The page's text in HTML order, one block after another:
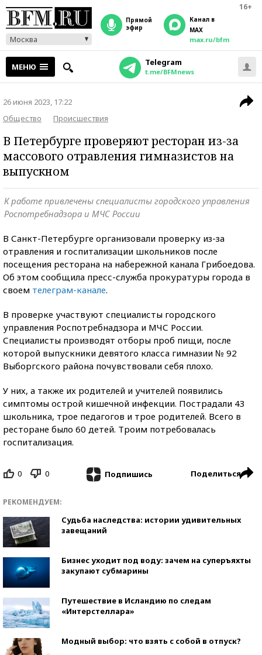
16+
Москва
прямой
эфир
Канал в
MAX
max.ru/bfm
МЕНЮ Telegram
t.me/BFMnews
26 июня 2023, 17:22
Общество
Происшествия
В Петербурге проверяют ресторан из-за
массового отравления гимназистов на
выпускном
К работе привлечены специалисты городского управления
Роспотребнадзора и МЧС России
В Санкт-Петербурге организовали проверку из-за
отравления и госпитализации школьников после
посещения ресторана на набережной канала Грибоедова.
Об этом сообщила пресс-служба прокуратуры города в
своем телеграм-канале.
В проверке участвуют специалисты городского
управления Роспотребнадзора и МЧС России.
Специалисты производят отборы проб пищи, после
которой выпускники девятого класса гимназии № 92
Выборгского района почувствовали себя плохо.
У них, а также их родителей и учителей появились
симптомы острой кишечной инфекции. Пострадали 43
школьника, трое педагогов и трое родителей. Всего в
ресторане было 60 детей. Троим потребовалась
госпитализация.
0 0 Подпишись Поделиться
РЕКОМЕНДУЕМ:
Судьба наследства: истории удивительных
завещаний
Бизнес уходит под воду: зачем на суперъяхты
закупают субмарины
Путешествие в Исландию по следам
«Интерстеллара»
Модный выбор: что взять с собой в отпуск?